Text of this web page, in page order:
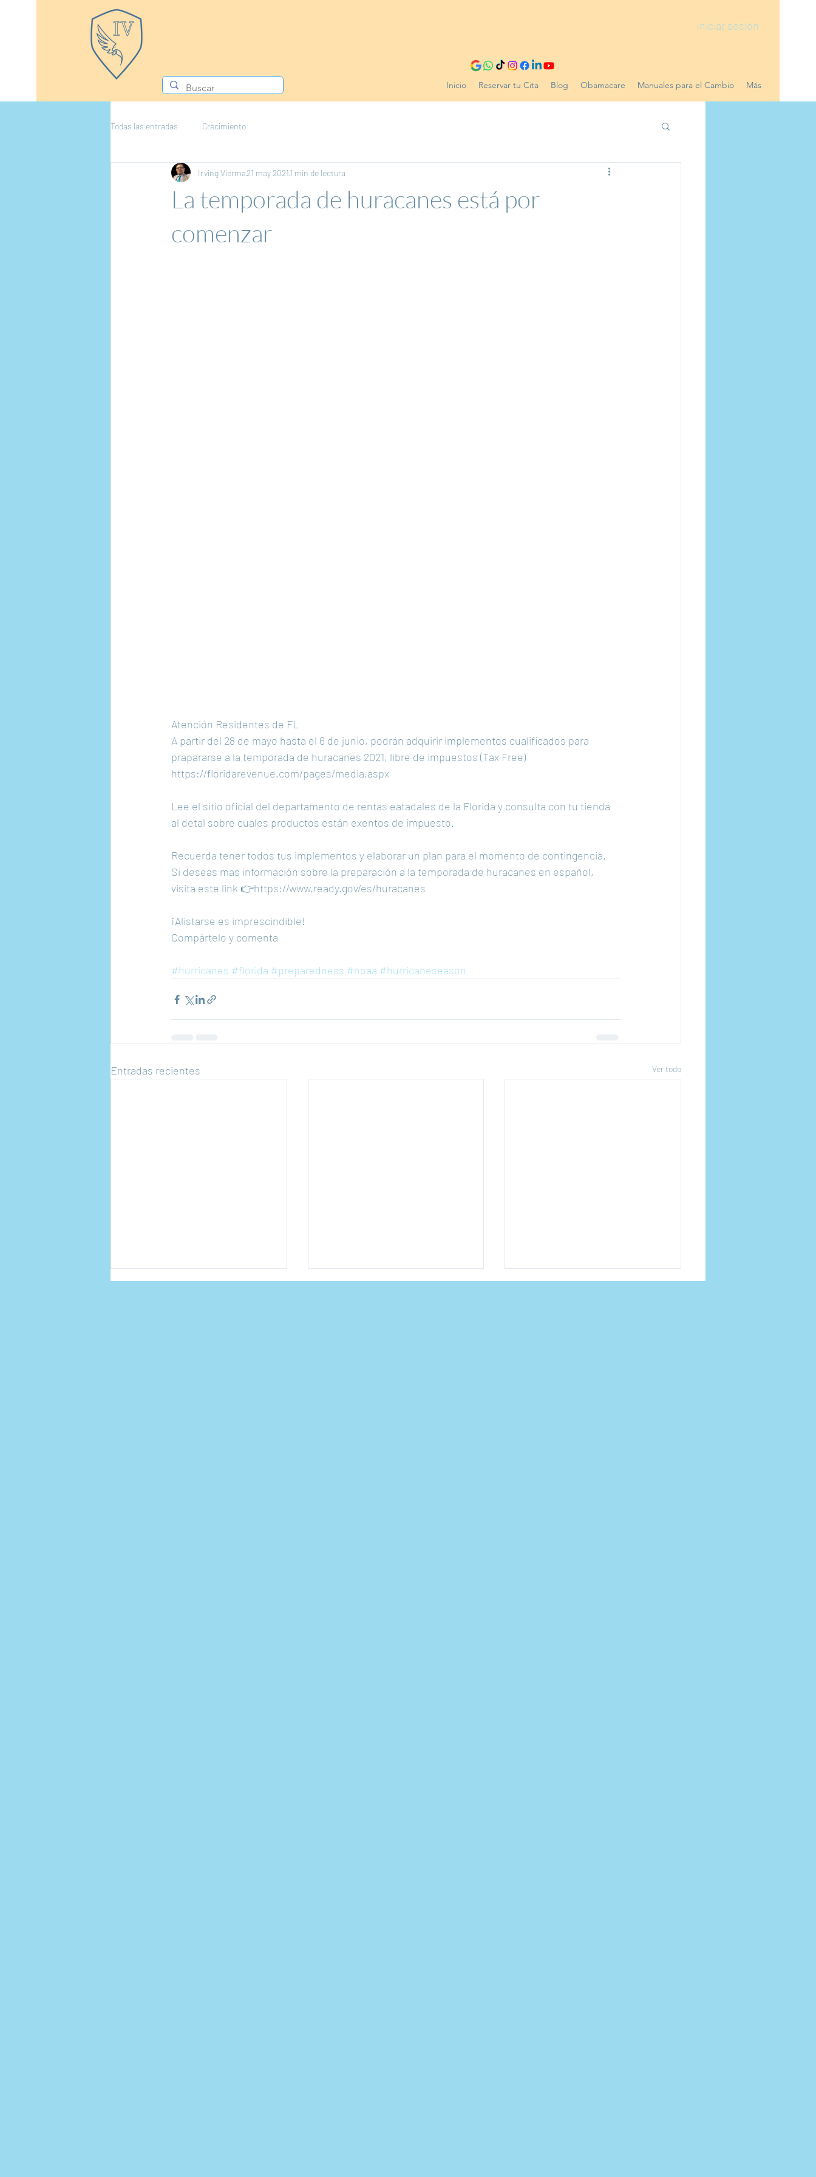
Iniciar sesión
Inicio Reservar tu Cita Blog Obamacare Manuales para el Cambio Más
Todas las entradas Crecimiento
La temporada de huracanes está por
comenzar
Irving Vierma21 may 20211 min de lectura
Atención Residentes de FL
A partir del 28 de mayo hasta el 6 de junio, podrán adquirir implementos cualificados para
prapararse a la temporada de huracanes 2021, libre de impuestos (Tax Free)
https://floridarevenue.com/pages/media.aspx
Lee el sitio oficial del departamento de rentas eatadales de la Florida y consulta con tu tienda
al detal sobre cuales productos están exentos de impuesto.
Recuerda tener todos tus implementos y elaborar un plan para el momento de contingencia.
Si deseas mas información sobre la preparación a la temporada de huracanes en español,
visita este link 👉https://www.ready.gov/es/huracanes
¡Alistarse es imprescindible!
Compártelo y comenta
#hurricanes #florida #preparedness #noaa #hurricaneseason
Entradas recientes Ver todo